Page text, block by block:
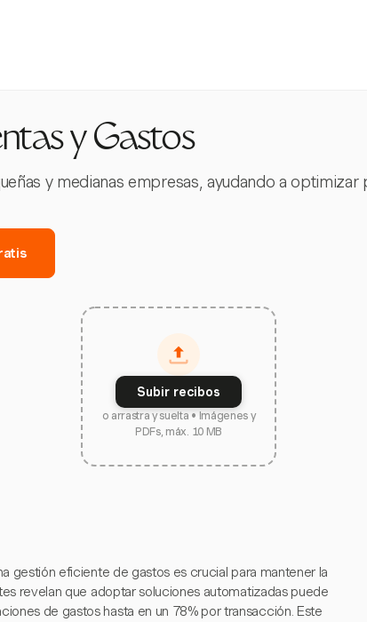
y Gastos
y medianas empresas, ayudando a
Subir recibos
o arrastra y suelta • Imágenes y
PDFs, máx. 10 MB
gestión eficiente de gastos es crucial para mantener la
revelan que adoptar soluciones automatizadas puede
de gastos hasta en un 78% por transacción. Este